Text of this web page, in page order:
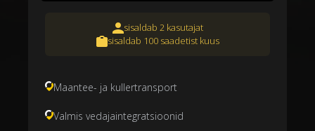
sisaldab 2 kasutajat
sisaldab 100 saadetist kuus
Maantee- ja kullertransport
Valmis vedajaintegratsioonid